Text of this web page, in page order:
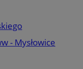
- Mysłowice